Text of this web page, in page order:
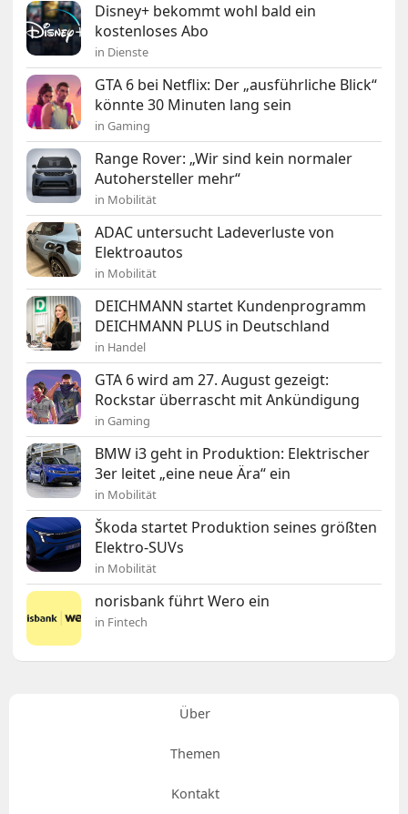
Disney+ bekommt wohl bald ein
kostenloses Abo
in Dienste
GTA 6 bei Netflix: Der „ausführliche Blick“
könnte 30 Minuten lang sein
in Gaming
Range Rover: „Wir sind kein normaler
Autohersteller mehr“
in Mobilität
ADAC untersucht Ladeverluste von
Elektroautos
in Mobilität
DEICHMANN startet Kundenprogramm
DEICHMANN PLUS in Deutschland
in Handel
GTA 6 wird am 27. August gezeigt:
Rockstar überrascht mit Ankündigung
in Gaming
BMW i3 geht in Produktion: Elektrischer
3er leitet „eine neue Ära“ ein
in Mobilität
Škoda startet Produktion seines größten
Elektro-SUVs
in Mobilität
norisbank führt Wero ein
in Fintech
Über
Themen
Kontakt